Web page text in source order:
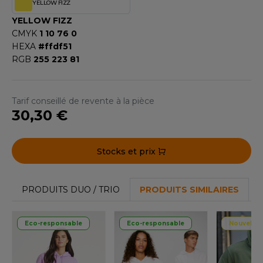
CLOTHING
DENIM
ONE TOWELLING
YELLOW FIZZ
YELLOW FIZZ
CMYK 1 10 76 0
HEXA #ffdf51
RGB 255 223 81
Tarif conseillé de revente à la pièce
30,30 €
Stocks et prix
PRODUITS DUO / TRIO PRODUITS SIMILAIRES
Eco-responsable Eco-responsable Nouvelle